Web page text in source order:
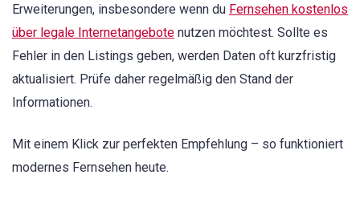
Erweiterungen, insbesondere wenn du Fernsehen kostenlos
über legale Internetangebote nutzen möchtest. Sollte es
Fehler in den Listings geben, werden Daten oft kurzfristig
aktualisiert. Prüfe daher regelmäßig den Stand der
Informationen.
Mit einem Klick zur perfekten Empfehlung – so funktioniert
modernes Fernsehen heute.